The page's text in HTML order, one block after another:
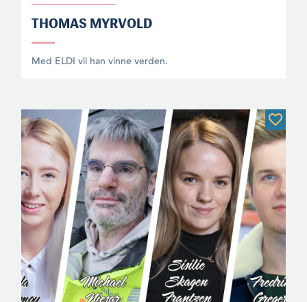
THOMAS MYRVOLD
Med ELDI vil han vinne verden.